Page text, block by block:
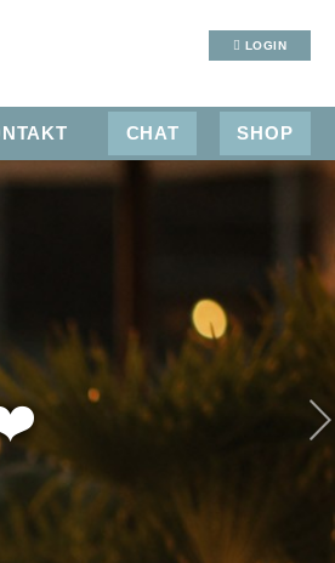
LOGIN
CHAT SHOP